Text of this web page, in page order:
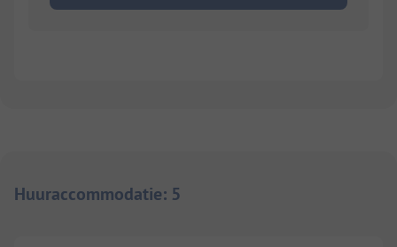
Huuraccommodatie: 5